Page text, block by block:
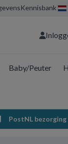
Kennisbank
is
met producten.
Baby/Peuter
PostNL